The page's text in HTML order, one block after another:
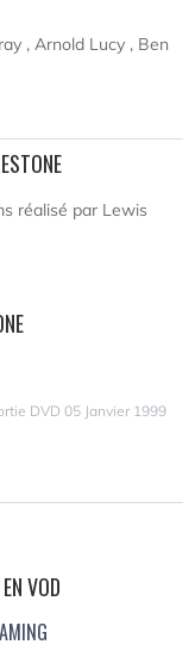
, Arnold Lucy , Ben
réalisé par Lewis
DVD 05 Janvier 1999
VOD